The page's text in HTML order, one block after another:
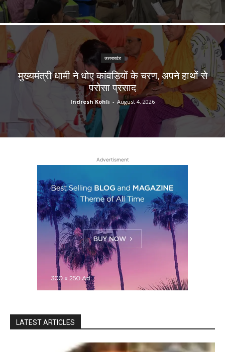
उत्तराखंड
मुख्यमंत्री धामी ने धोए कांवड़ियों के चरण, अपने हाथों से
परोसा प्रसाद
Indresh Kohli - August 4, 2026
Advertisment
LATEST ARTICLES